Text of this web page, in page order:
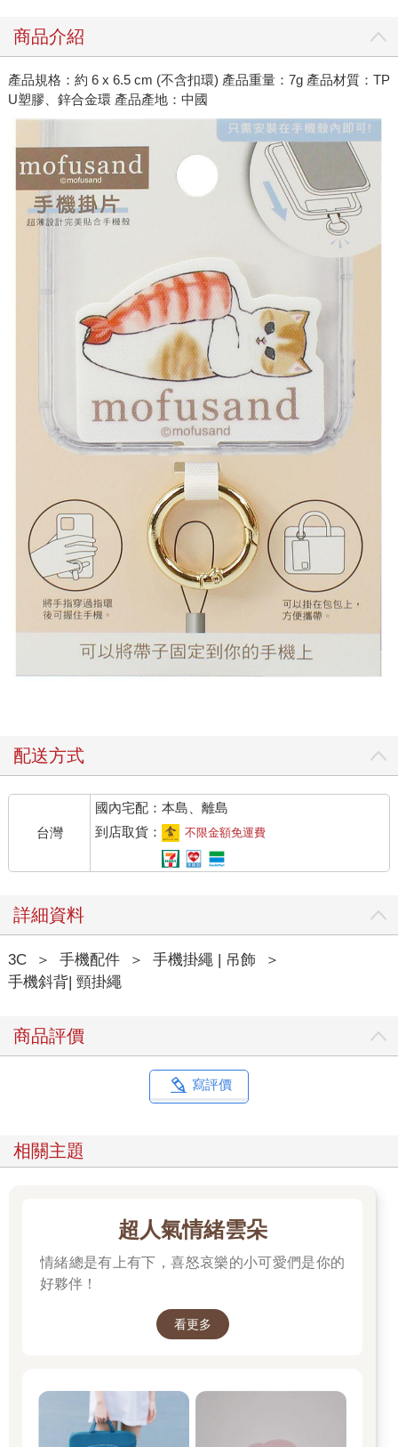
商品介紹
產品規格：約 6 x 6.5 cm (不含扣環) 產品重量：7g 產品材質：TP
U塑膠、鋅合金環 產品產地：中國
配送方式
台灣
國內宅配：本島、離島
到店取貨：
不限金額免運費
詳細資料
3C ＞ 手機配件 ＞ 手機掛繩 | 吊飾
＞
手機斜背| 頸掛繩
商品評價
寫評價
相關主題
超人氣情緒雲朵
情緒總是有上有下，喜怒哀樂的小可愛們是你的
好夥伴！
看更多